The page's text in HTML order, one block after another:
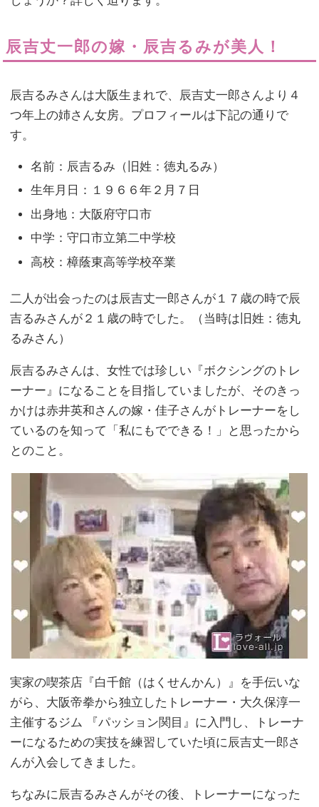
辰吉丈一郎の嫁・辰吉るみが美人！
辰吉るみさんは大阪生まれで、辰吉丈一郎さんより４
つ年上の姉さん女房。プロフィールは下記の通りで
す。
名前：辰吉るみ（旧姓：徳丸るみ）
生年月日：１９６６年２月７日
出身地：大阪府守口市
中学：守口市立第二中学校
高校：樟蔭東高等学校卒業
二人が出会ったのは辰吉丈一郎さんが１７歳の時で辰
吉るみさんが２１歳の時でした。（当時は旧姓：徳丸
るみさん）
辰吉るみさんは、女性では珍しい『ボクシングのトレ
ーナー』になることを目指していましたが、そのきっ
かけは赤井英和さんの嫁・佳子さんがトレーナーをし
ているのを知って「私にもでできる！」と思ったから
とのこと。
実家の喫茶店『白千館（はくせんかん）』を手伝いな
がら、大阪帝拳から独立したトレーナー・大久保淳一
主催するジム 『パッション関目』に入門し、トレーナ
ーになるための実技を練習していた頃に辰吉丈一郎さ
んが入会してきました。
ちなみに辰吉るみさんがその後、トレーナーになった